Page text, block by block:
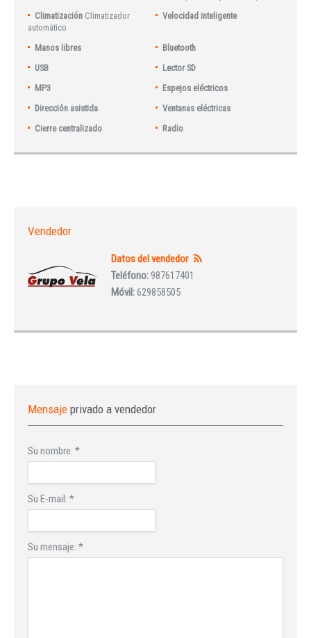
Climatización Climatizador
automático
Velocidad inteligente
Manos libres
Bluetooth
USB
Lector SD
MP3
Espejos eléctricos
Dirección asistida
Ventanas eléctricas
Cierre centralizado
Radio
Vendedor
Datos del vendedor
Teléfono:987617401
Móvil:629858505
Mensaje privado a vendedor
Su nombre: *
Su E-mail: *
Su mensaje: *